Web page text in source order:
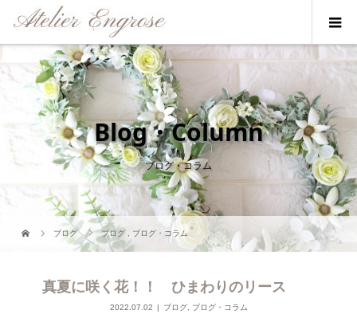
Blog・Column
ブログ・コラム
ブログ ブログ ブログ・コラム
真夏に咲く花！！ ひまわりのリース
2022.07.02 ブログ, ブログ・コラム